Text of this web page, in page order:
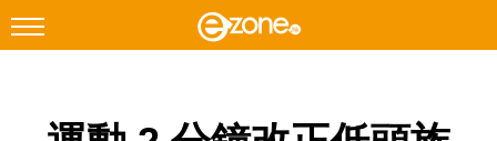
Facebook Instagram